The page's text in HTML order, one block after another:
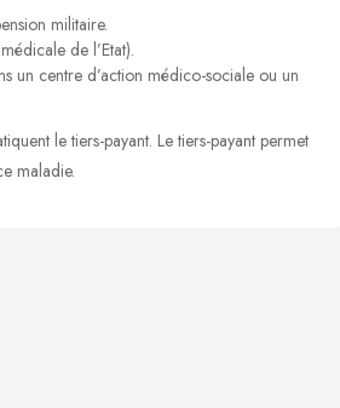
militaire.
de l’Etat).
un centre d’action médico-sociale ou un
le tiers-payant. Le tiers-payant permet
maladie.